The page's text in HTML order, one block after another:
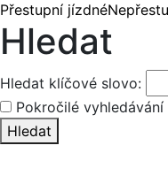
Přestupní jízdné
Hledat
Hledat klíčové slovo:
Pokročilé vyhledávání
Hledat